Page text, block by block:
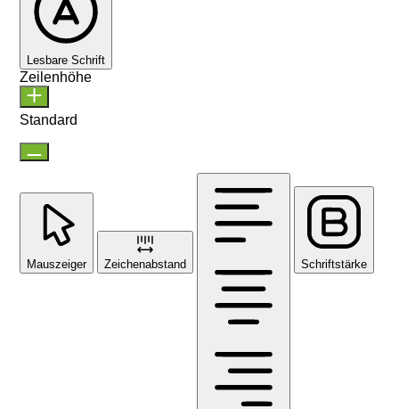
Lesbare Schrift
Zeilenhöhe
Standard
Mauszeiger Zeichenabstand Schriftstärke